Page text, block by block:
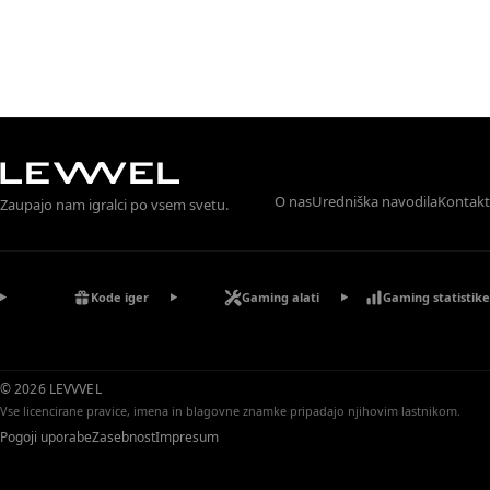
Zaupajo nam igralci po vsem svetu. O nasUredniška navodilaKontakt
Kode iger Gaming alati Gaming statistike
© 2026 LEVVVEL
Vse licencirane pravice, imena in blagovne znamke pripadajo njihovim lastnikom.
Pogoji uporabeZasebnostImpresum